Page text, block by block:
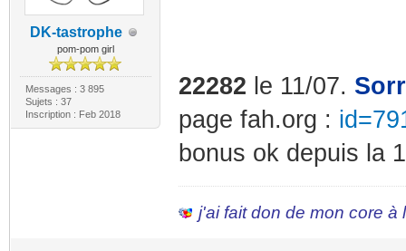
DK-tastrophe
pom-pom girl
Messages : 3 895
Sujets : 37
Inscription : Feb 2018
22282 le 11/07.
page fah.org :
bonus ok depuis la
j'ai fait don de mon core à